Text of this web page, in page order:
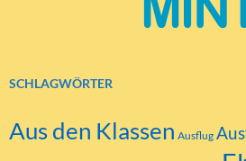
SCHLAGWÖRTER
Aus den Klassen Ausflug